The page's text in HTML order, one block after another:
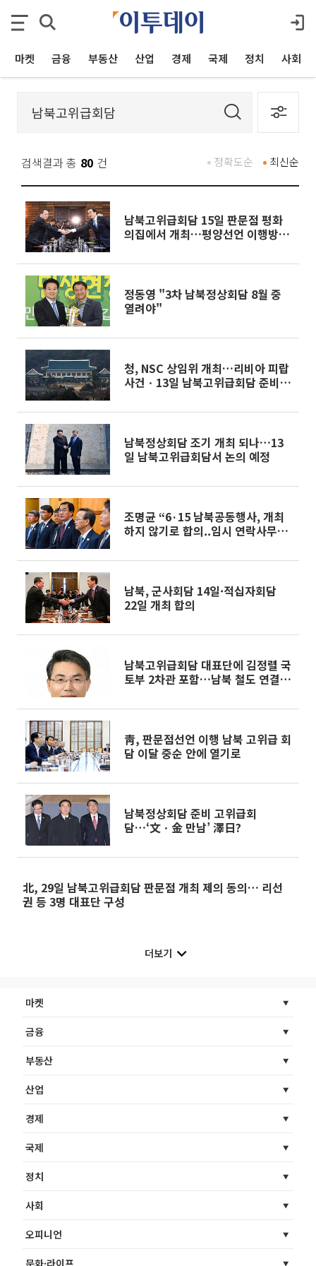
마켓 금융 부동산 산업 경제 국제 정치 사회
검색결과 총 80 건 최신순
정확도순
남북고위급회담 15일 판문점 평화
의집에서 개최…평양선언 이행방안
정동영 "3차 남북정상회담 8월 중
열려야"
청, NSC 상임위 개최…리비아 피랍
사건ㆍ13일 남북고위급회담 준비
남북정상회담 조기 개최 되나…13
일 남북고위급회담서 논의 예정
조명균 “6·15 남북공동행사, 개최
하지 않기로 합의..임시 연락사무소
남북, 군사회담 14일·적십자회담
22일 개최 합의
남북고위급회담 대표단에 김정렬 국
토부 2차관 포함…남북 철도 연결
靑, 판문점선언 이행 남북 고위급 회
담 이달 중순 안에 열기로
남북정상회담 준비 고위급회
담…‘文ㆍ金 만남’ 澤日?
北, 29일 남북고위급회담 판문점 개최 제의 동의… 리선
권 등 3명 대표단 구성
더보기
마켓
금융
부동산
산업
경제
국제
정치
사회
오피니언
문화·라이프